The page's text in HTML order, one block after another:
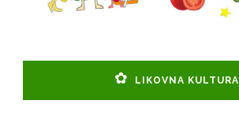
LIKOVNA KULTURA